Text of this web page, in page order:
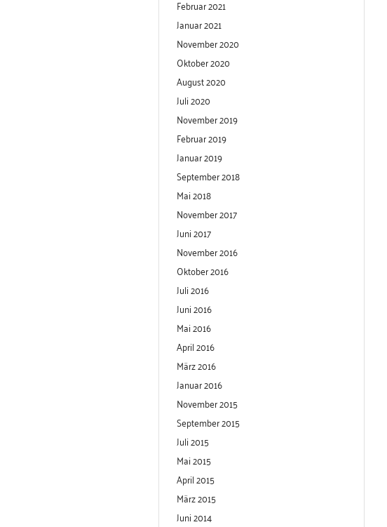
Februar 2021
Januar 2021
November 2020
Oktober 2020
August 2020
Juli 2020
November 2019
Februar 2019
Januar 2019
September 2018
Mai 2018
November 2017
Juni 2017
November 2016
Oktober 2016
Juli 2016
Juni 2016
Mai 2016
April 2016
März 2016
Januar 2016
November 2015
September 2015
Juli 2015
Mai 2015
April 2015
März 2015
Juni 2014